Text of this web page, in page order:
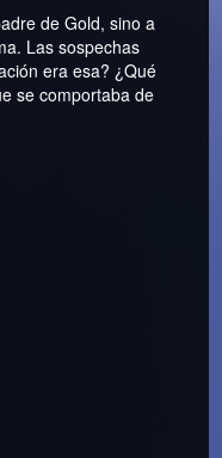
de Gold, sino a
Las sospechas
era esa? ¿Qué
se comportaba de